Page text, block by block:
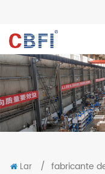
Lar / fabricante